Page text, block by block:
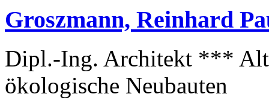
Groszmann, Reinhard
Dipl.-Ing. Architekt ***
ökologische Neubauten